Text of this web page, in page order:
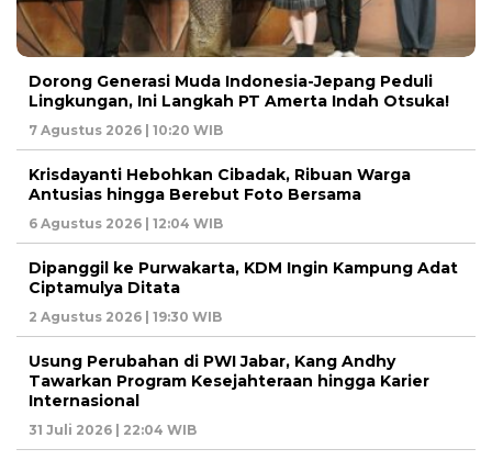
Dorong Generasi Muda Indonesia-Jepang Peduli
Lingkungan, Ini Langkah PT Amerta Indah Otsuka!
7 Agustus 2026 | 10:20 WIB
Krisdayanti Hebohkan Cibadak, Ribuan Warga
Antusias hingga Berebut Foto Bersama
6 Agustus 2026 | 12:04 WIB
Dipanggil ke Purwakarta, KDM Ingin Kampung Adat
Ciptamulya Ditata
2 Agustus 2026 | 19:30 WIB
Usung Perubahan di PWI Jabar, Kang Andhy
Tawarkan Program Kesejahteraan hingga Karier
Internasional
31 Juli 2026 | 22:04 WIB